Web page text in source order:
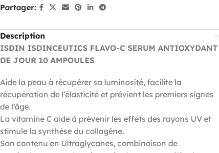
Partager:
Description
ISDIN ISDINCEUTICS FLAVO-C SERUM ANTIOXYDANT
DE JOUR 10 AMPOULES
Aide la peau à récupérer sa luminosité, facilite la
récupération de l’élasticité et prévient les premiers signes
de l’âge.
La vitamine C aide à prévenir les effets des rayons UV et
stimule la synthèse du collagène.
Son contenu en Ultraglycanes, combinaison de